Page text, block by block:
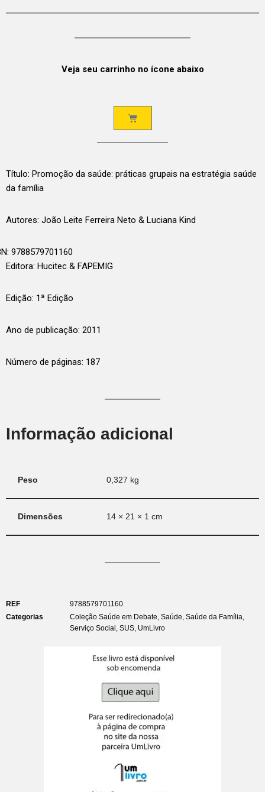
Veja seu carrinho no ícone abaixo
Título: Promoção da saúde: práticas grupais na estratégia saúde
da família
Autores: João Leite Ferreira Neto & Luciana Kind
9788579701160
Editora: Hucitec & FAPEMIG
Edição: 1ª Edição
Ano de publicação: 2011
Número de páginas: 187
Informação adicional
Peso 0,327 kg
Dimensões 14 × 21 × 1 cm
REF
9788579701160
Categorias
Coleção Saúde em Debate, Saúde, Saúde da Família,
Serviço Social , SUS, UmLivro